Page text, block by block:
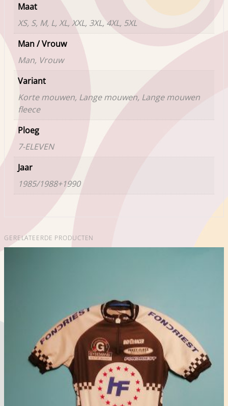
Maat
XS, S, M, L, XL, XXL, 3XL, 4XL, 5XL
Man / Vrouw
Man, Vrouw
Variant
Korte mouwen, Lange mouwen, Lange mouwen
fleece
Ploeg
7-ELEVEN
Jaar
1985/1988+1990
GERELATEERDE PRODUCTEN